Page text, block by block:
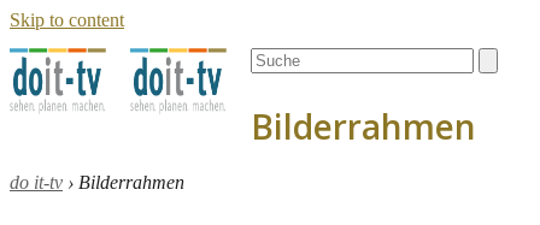
Skip to content
Open
mobile
Close
mobile
Search
Bilderrahmen
do it-tv › Bilderrahmen